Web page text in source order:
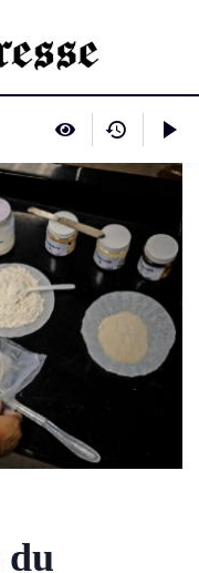
du